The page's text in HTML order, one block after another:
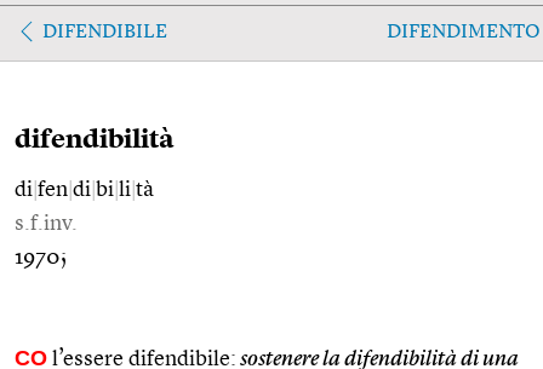
DIFENDIBILE DIFENDIMENTO
difendibilità
di fen di bi li tà
s.f.inv.
1970;
CO l’essere difendibile: sostenere la difendibilità di una